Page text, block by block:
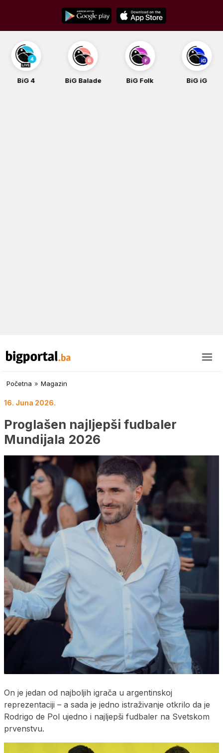
content
BiG 4 BiG Balade BiG Folk BiG iG
Početna » Magazin
16. Juna 2026.
Proglašen najljepši fudbaler
Mundijala 2026
On je jedan od najboljih igrača u argentinskoj
reprezentaciji – a sada je jedno istraživanje otkrilo da je
Rodrigo de Pol ujedno i najljepši fudbaler na Svetskom
prvenstvu.